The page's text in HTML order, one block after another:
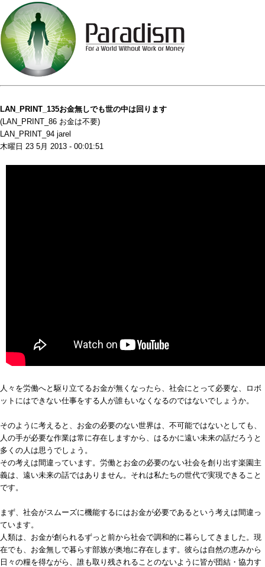
LAN_PRINT_135お金無しでも世の中は回ります
(LAN_PRINT_86 お金は不要)
LAN_PRINT_94 jarel
木曜日 23 5月 2013 - 00:01:51
人々を労働へと駆り立てるお金が無くなったら、社会にとって必要な、ロボ
ットにはできない仕事をする人が誰もいなくなるのではないでしょうか。
そのように考えると、お金の必要のない世界は、不可能ではないとしても、
人の手が必要な作業は常に存在しますから、はるかに遠い未来の話だろうと
多くの人は思うでしょう。
その考えは間違っています。労働とお金の必要のない社会を創り出す楽園主
義は、遠い未来の話ではありません。それは私たちの世代で実現できること
です。
まず、社会がスムーズに機能するにはお金が必要であるという考えは間違っ
ています。
人類は、お金が創られるずっと前から社会で調和的に暮らしてきました。現
在でも、お金無しで暮らす部族が奥地に存在します。彼らは自然の恵みから
日々の糧を得ながら、誰も取り残されることのないように皆が団結・協力す